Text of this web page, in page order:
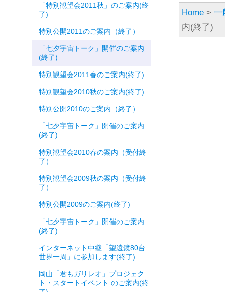
Home > 一
内(終了)
「特別観望会2011秋」のご案内(終
了)
特別公開2011のご案内（終了）
「七夕宇宙トーク」開催のご案内
(終了)
特別観望会2011春のご案内(終了)
特別観望会2010秋のご案内(終了)
特別公開2010のご案内（終了）
「七夕宇宙トーク」開催のご案内
(終了)
特別観望会2010春の案内（受付終
了）
特別観望会2009秋の案内（受付終
了）
特別公開2009のご案内(終了)
「七夕宇宙トーク」開催のご案内
(終了)
インターネット中継「望遠鏡80台
世界一周」に参加します(終了)
岡山「君もガリレオ」プロジェク
ト・スタートイベント のご案内(終